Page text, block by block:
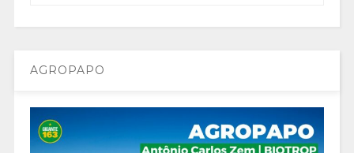
AGROPAPO